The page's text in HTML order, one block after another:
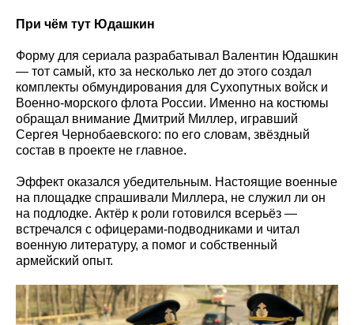
При чём тут Юдашкин
Форму для сериала разрабатывал Валентин Юдашкин
— тот самый, кто за несколько лет до этого создал
комплекты обмундирования для Сухопутных войск и
Военно-морского флота России. Именно на костюмы
обращал внимание Дмитрий Миллер, игравший
Сергея Чернобаевского: по его словам, звёздный
состав в проекте не главное.
Эффект оказался убедительным. Настоящие военные
на площадке спрашивали Миллера, не служил ли он
на подлодке. Актёр к роли готовился всерьёз —
встречался с офицерами-подводниками и читал
военную литературу, а помог и собственный
армейский опыт.